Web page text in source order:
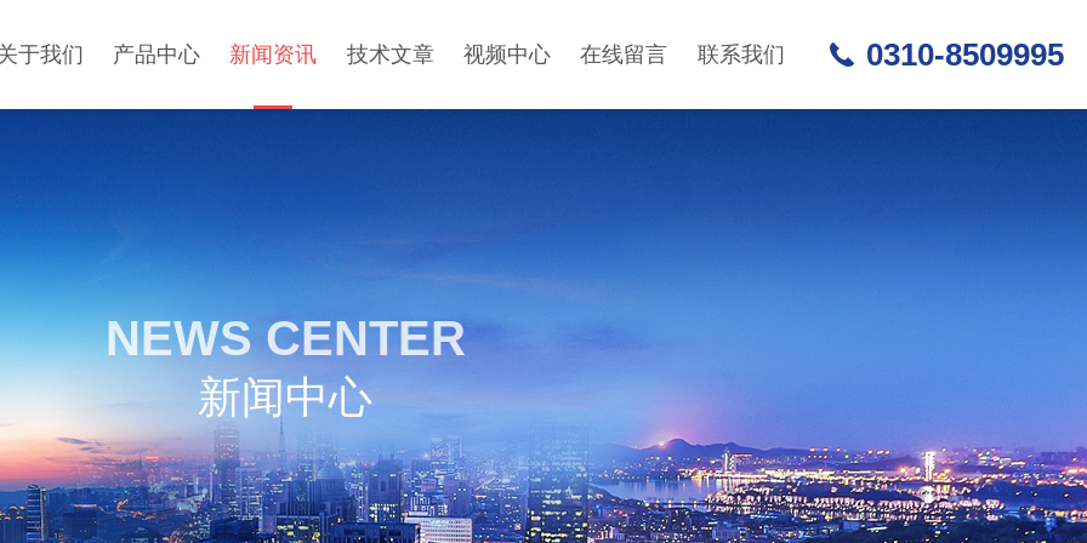
于我们 产品中心 新闻资讯 技术文章 视频中心 在线留言 联系我们 0310-8509995
NEWS CENTER
新闻中心